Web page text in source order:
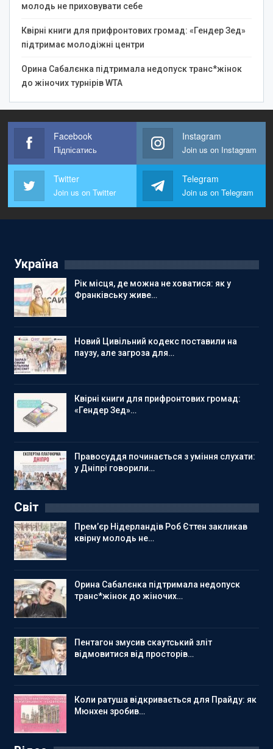
молодь не приховувати себе
Квірні книги для прифронтових громад: «Гендер Зед»
підтримає молодіжні центри
Орина Сабалєнка підтримала недопуск транс*жінок
до жіночих турнірів WTA
Facebook
Підпісатись
Instagram
Join us on Instagram
Twitter
Join us on Twitter
Telegram
Join us on Telegram
Україна
Рік місця, де можна не ховатися: як у
Франківську живе…
Новий Цивільний кодекс поставили на
паузу, але загроза для…
Квірні книги для прифронтових громад:
«Гендер Зед»…
Правосуддя починається з уміння слухати:
у Дніпрі говорили…
Світ
Прем’єр Нідерландів Роб Єттен закликав
квірну молодь не…
Орина Сабалєнка підтримала недопуск
транс*жінок до жіночих…
Пентагон змусив скаутський зліт
відмовитися від просторів…
Коли ратуша відкривається для Прайду: як
Мюнхен зробив…